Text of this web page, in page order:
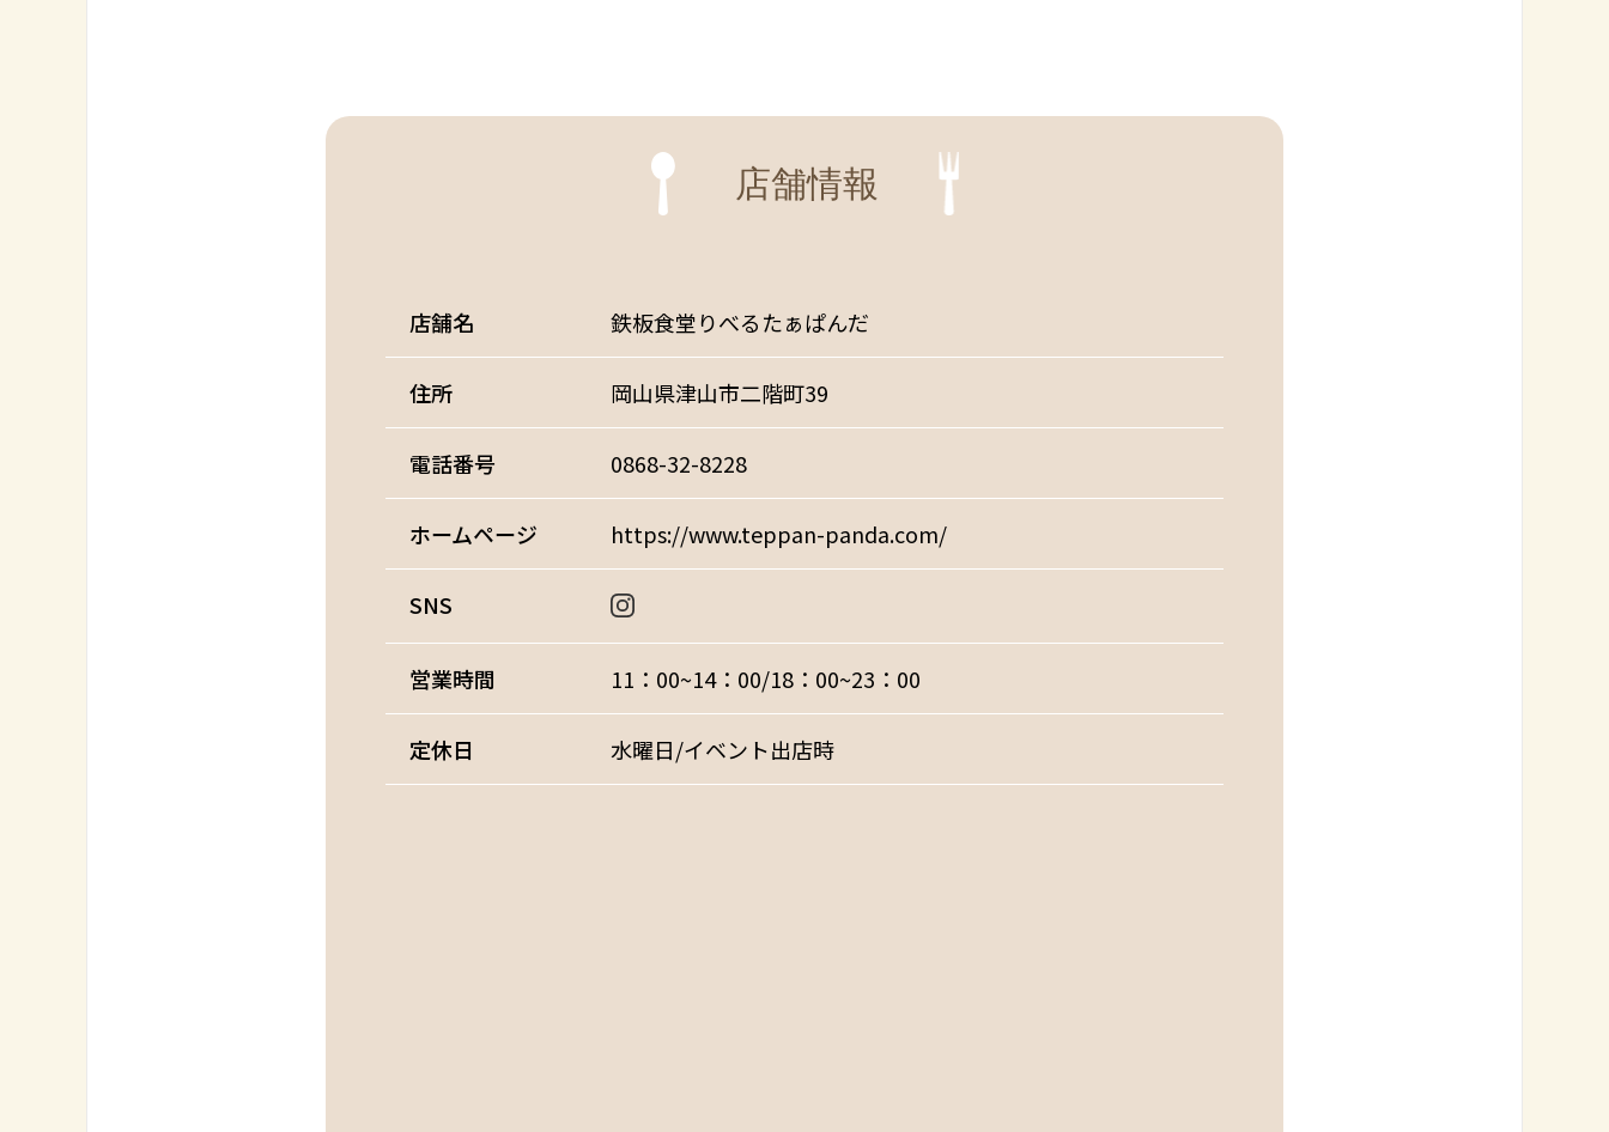
店舗情報
店舗名 鉄板食堂りべるたぁぱんだ
住所 岡山県津山市二階町39
電話番号 0868-32-8228
ホームページ https://www.teppan-panda.com/
SNS
営業時間 11：00~14：00/18：00~23：00
定休日 水曜日/イベント出店時